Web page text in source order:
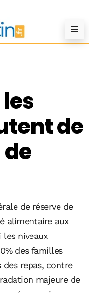
de
de réserve de
alimentaire aux
les niveaux
des familles
des repas, contre
majeure de